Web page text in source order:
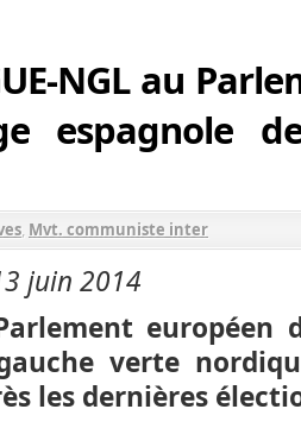
NGL au
espagnole
, Mvt. communiste inter
juin 2014
européen
verte
les dernières